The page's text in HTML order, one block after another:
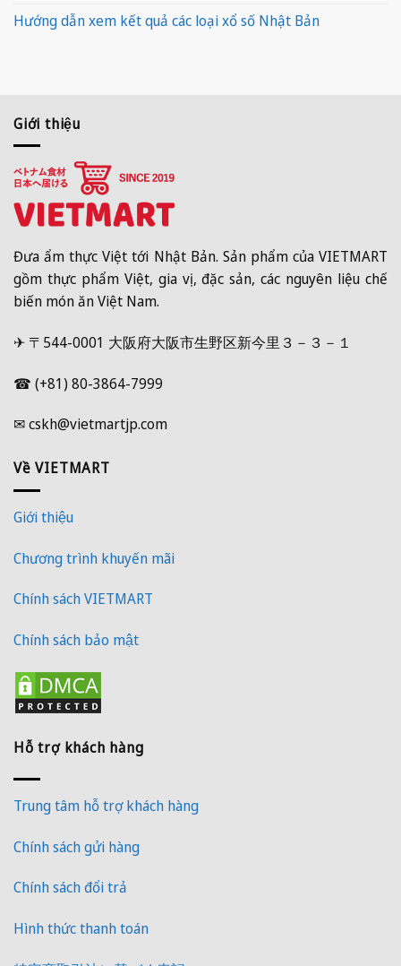
Hướng dẫn xem kết quả các loại xổ số Nhật Bản
Giới thiệu
Đưa ẩm thực Việt tới Nhật Bản. Sản phẩm của VIETMART
gồm thực phẩm Việt, gia vị, đặc sản, các nguyên liệu chế
biến món ăn Việt Nam.
✈ 〒544-0001 大阪府大阪市生野区新今里３－３－１
☎ (+81) 80-3864-7999
✉ cskh@vietmartjp.com
Về VIETMART
Giới thiệu
Chương trình khuyến mãi
Chính sách VIETMART
Chính sách bảo mật
Hỗ trợ khách hàng
Trung tâm hỗ trợ khách hàng
Chính sách gửi hàng
Chính sách đổi trả
Hình thức thanh toán